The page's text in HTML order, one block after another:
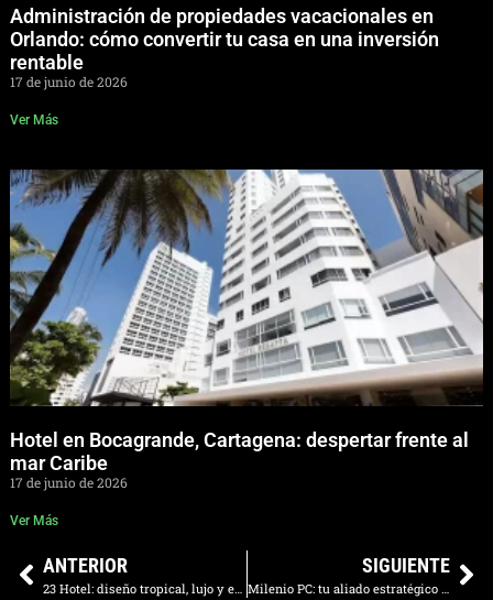
Administración de propiedades vacacionales en
Orlando: cómo convertir tu casa en una inversión
rentable
17 de junio de 2026
Ver Más
Hotel en Bocagrande, Cartagena: despertar frente al
mar Caribe
17 de junio de 2026
Ver Más
ANTERIOR
23 Hotel: diseño tropical, lujo y experiencias inolvidables en El Poblado
SIGUIENTE
Milenio PC: tu aliado estratégico en tecnología empresarial en Colombia